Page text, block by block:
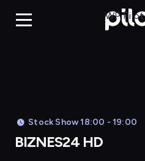
WP Pilot
Stock Show 18:00 - 19:00
BIZNES24 HD